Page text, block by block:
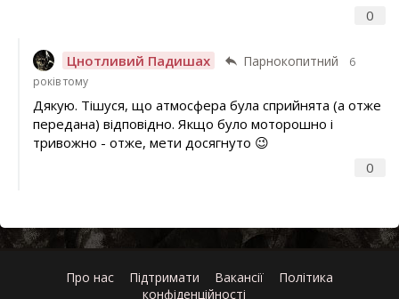
0
Цнотливий Падишах Парнокопитний
6
років тому
0
Дякую. Тішуся, що атмосфера була сприйнята (а отже
передана) відповідно. Якщо було моторошно і
тривожно - отже, мети досягнуто 😉
Про нас Підтримати Вакансії
Політика
конфіденційності